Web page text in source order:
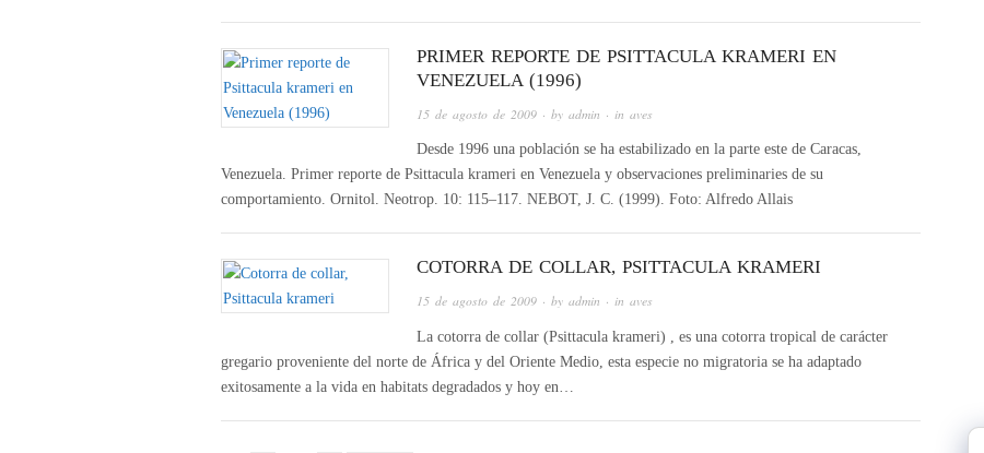
PRIMER REPORTE DE PSITTACULA KRAMERI EN
VENEZUELA (1996)
15 de agosto de 2009 · by admin · in aves
Desde 1996 una población se ha estabilizado en la parte este de Caracas,
Venezuela. Primer reporte de Psittacula krameri en Venezuela y observaciones preliminaries de su
comportamiento. Ornitol. Neotrop. 10: 115–117. NEBOT, J. C. (1999). Foto: Alfredo Allais
COTORRA DE COLLAR, PSITTACULA KRAMERI
15 de agosto de 2009 · by admin · in aves
La cotorra de collar (Psittacula krameri) , es una cotorra tropical de carácter
gregario proveniente del norte de África y del Oriente Medio, esta especie no migratoria se ha adaptado
exitosamente a la vida en habitats degradados y hoy en…